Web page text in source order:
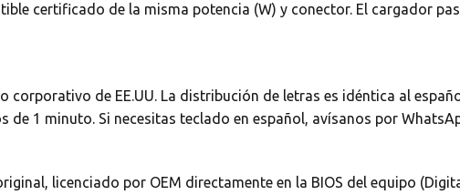
certificado de la misma potencia (W) y conector. El cargador
corporativo de EE.UU. La distribución de letras es idéntica al
1 minuto. Si necesitas teclado en español, avísanos por
licenciado por OEM directamente en la BIOS del equipo